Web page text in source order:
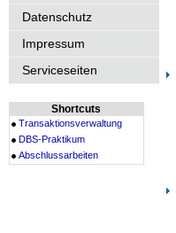
Datenschutz
Impressum
Serviceseiten
Shortcuts
Transaktionsverwaltung
DBS-Praktikum
Abschlussarbeiten